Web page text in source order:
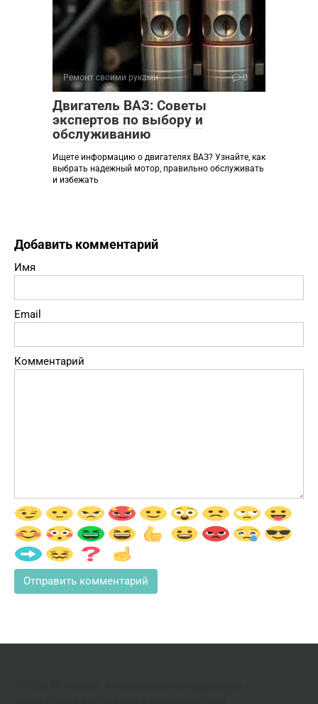
Ремонт своими руками 0
Двигатель ВАЗ: Советы
экспертов по выбору и
обслуживанию
Ищете информацию о двигателях ВАЗ? Узнайте, как
выбрать надежный мотор, правильно обслуживать
и избежать
Добавить комментарий
Имя
Email
Комментарий